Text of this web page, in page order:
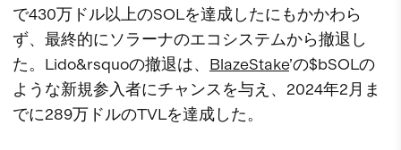
で430万ドル以上のSOLを達成したにもかかわら
ず、最終的にソラーナのエコシステムから撤退し
た。Lido&rsquoの撤退は、 BlazeStake’の$bSOLの
ような新規参入者にチャンスを与え、2024年2月ま
でに289万ドルのTVLを達成した。